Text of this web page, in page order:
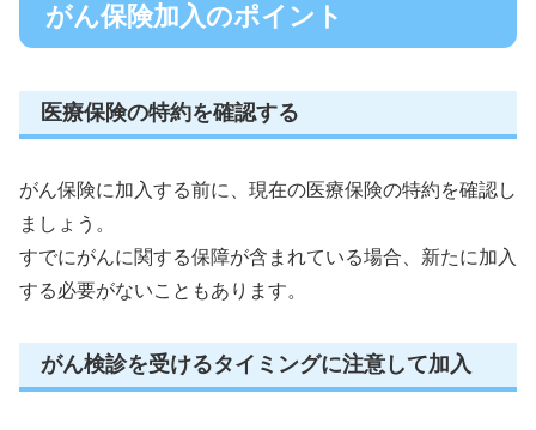
がん保険加入のポイント
医療保険の特約を確認する
がん保険に加入する前に、現在の医療保険の特約を確認し
ましょう。
すでにがんに関する保障が含まれている場合、新たに加入
する必要がないこともあります。
がん検診を受けるタイミングに注意して加入